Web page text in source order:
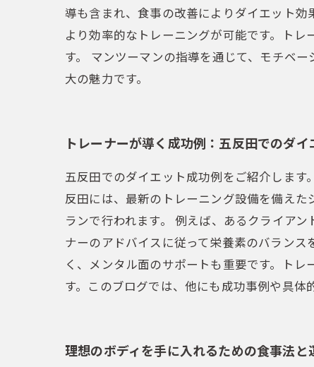
導も含まれ、食事の改善によりダイエット効
より効率的なトレーニングが可能です。ト
す。 マンツーマンの指導を通じて、モチベ
大の魅力です。
トレーナーが導く成功例：五反田でのダ
五反田でのダイエット成功例をご紹介しま
反田には、最新のトレーニング設備を備え
ランで行われます。 例えば、あるクライア
ナーのアドバイスに従って栄養素のバラン
く、メンタル面のサポートも重要です。ト
す。このブログでは、他にも成功事例や具体
理想のボディを手に入れるための食事法と